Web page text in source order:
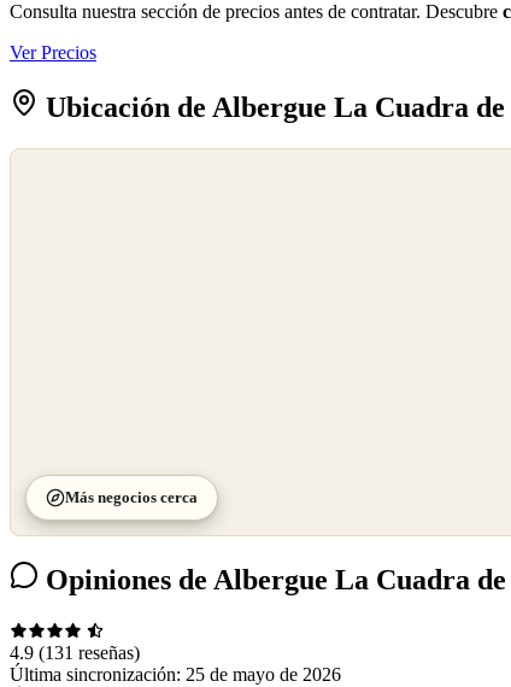
Consulta nuestra sección de precios antes de contratar. Descubre
Ver Precios
Ubicación de Albergue La Cuadra
Más negocios cerca
Opiniones de Albergue La Cuadra
4.9 (131 reseñas)
Última sincronización: 25 de mayo de 2026